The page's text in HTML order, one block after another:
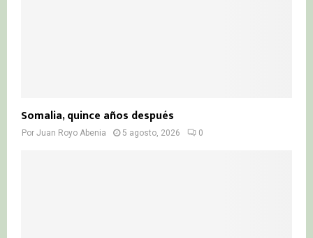
Somalia, quince años después
Por Juan Royo Abenia 5 agosto, 2026 0